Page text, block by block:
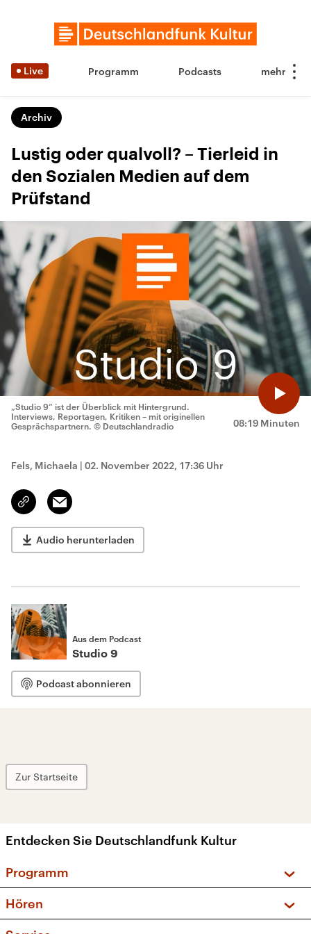
Live Programm Podcasts
Archiv
Lustig oder qualvoll? – Tierleid in
den Sozialen Medien auf dem
Prüfstand
08:19 Minuten
„Studio 9“ ist der Überblick mit Hintergrund.
Interviews, Reportagen, Kritiken – mit originellen
Gesprächspartnern. © Deutschlandradio
Fels, Michaela | 02. November 2022, 17:36 Uhr
Link
kopieren/teilen
Email
Audio herunterladen
Aus dem Podcast
Studio 9
Podcast abonnieren
Zur Startseite
Entdecken Sie Deutschlandfunk Kultur
Programm
Sendungen und Podcasts
Hören